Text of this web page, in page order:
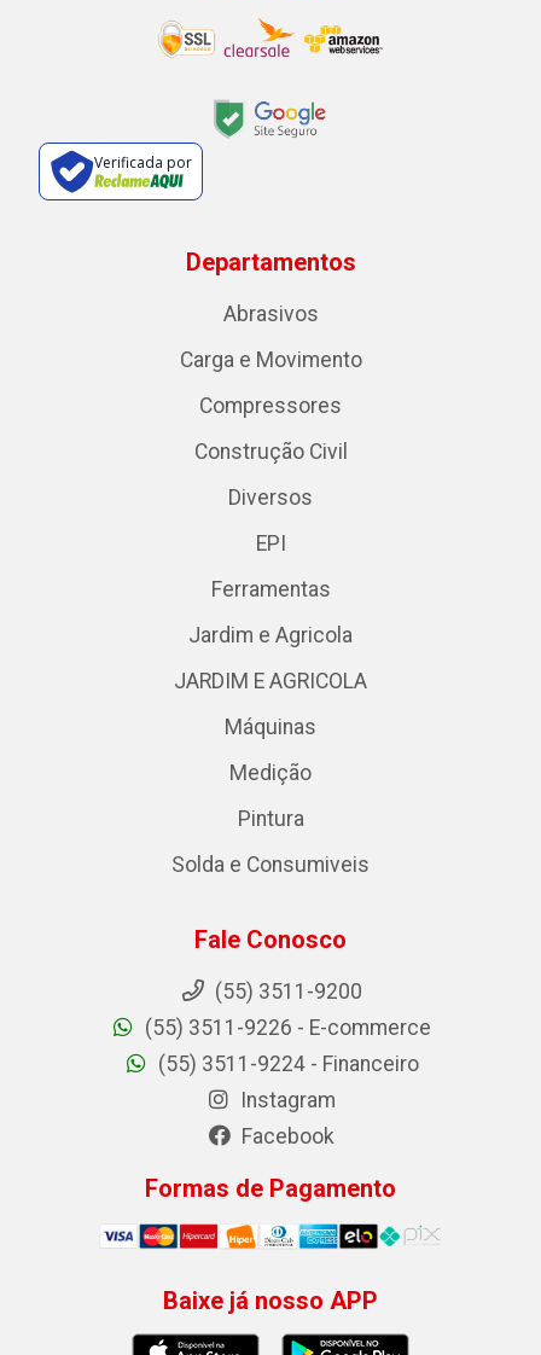
Verificada por
Departamentos
Abrasivos
Carga e Movimento
Compressores
Construção Civil
Diversos
EPI
Ferramentas
Jardim e Agricola
JARDIM E AGRICOLA
Máquinas
Medição
Pintura
Solda e Consumiveis
Fale Conosco
(55) 3511-9200
(55) 3511-9226 - E-commerce
(55) 3511-9224 - Financeiro
Instagram
Facebook
Formas de Pagamento
Baixe já nosso APP